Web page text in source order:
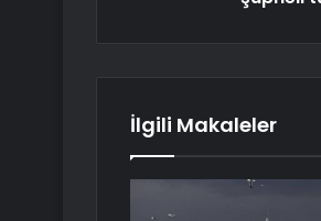
İlgili Makaleler